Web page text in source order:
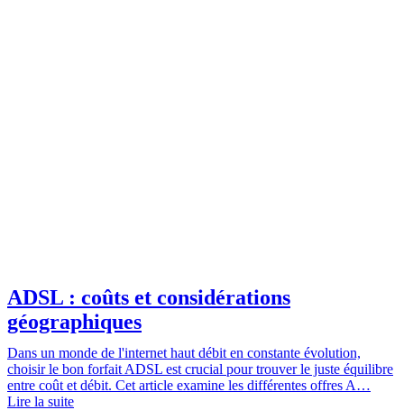
ADSL : coûts et considérations
géographiques
Dans un monde de l'internet haut débit en constante évolution,
choisir le bon forfait ADSL est crucial pour trouver le juste équilibre
entre coût et débit. Cet article examine les différentes offres A…
Lire la suite